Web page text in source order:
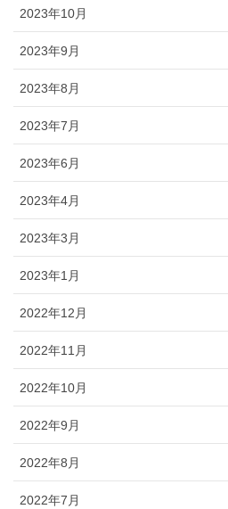
2023年10月
2023年9月
2023年8月
2023年7月
2023年6月
2023年4月
2023年3月
2023年1月
2022年12月
2022年11月
2022年10月
2022年9月
2022年8月
2022年7月